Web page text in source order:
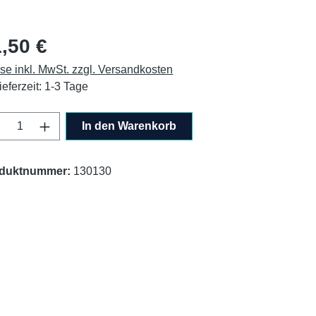
Preis:
€
inkl. MwSt. zzgl. Versandkosten
1-3 Tage
Anzahl: Gib den gewünschten
In den Warenkorb
130130